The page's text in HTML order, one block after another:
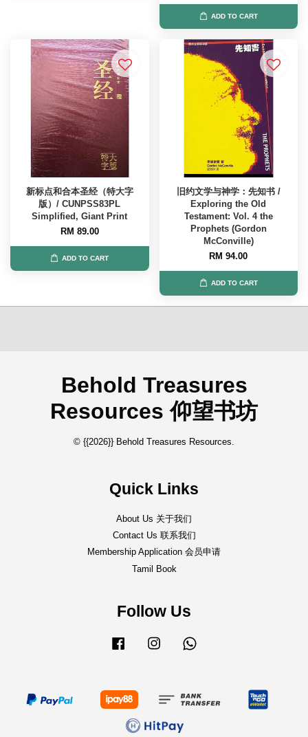
ADD TO CART
新标点和合本圣经（特大字
版）/ CUNPSS83PL
Simplified, Giant Print
RM 89.00
ADD TO CART
旧约文学与神学：先知书 /
Exploring the Old
Testament: Vol. 4 the
Prophets (Gordon
McConville)
RM 94.00
ADD TO CART
Behold Treasures
Resources 仰望书坊
© {{2026}} Behold Treasures Resources.
Quick Links
About Us 关于我们
Contact Us 联系我们
Membership Application 会员申请
Tamil Book
Follow Us
Facebook Instagram